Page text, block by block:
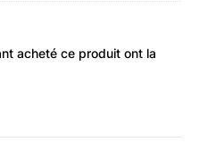
acheté ce produit ont la